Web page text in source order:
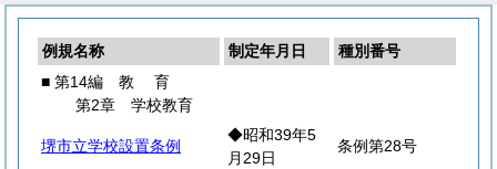
例規名称 制定年月日
種別番号
■ 第14編 教 育
第2章 学校教育
堺市立学校設置条例
◆昭和39年5
月29日
条例第28号